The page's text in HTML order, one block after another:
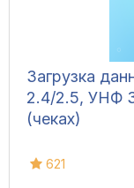
Загрузка
2.4/2.5, УНФ
(чеках)
621